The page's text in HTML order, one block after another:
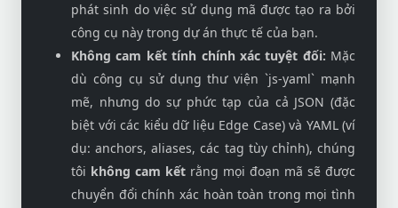
phát sinh do việc sử dụng mã được tạo ra bởi
công cụ này trong dự án thực tế của bạn.
Không cam kết tính chính xác tuyệt đối: Mặc
dù công cụ sử dụng thư viện `js-yaml` mạnh
mẽ, nhưng do sự phức tạp của cả JSON (đặc
biệt với các kiểu dữ liệu Edge Case) và YAML (ví
dụ: anchors, aliases, các tag tùy chỉnh), chúng
tôi không cam kết rằng mọi đoạn mã sẽ được
chuyển đổi chính xác hoàn toàn trong mọi tình